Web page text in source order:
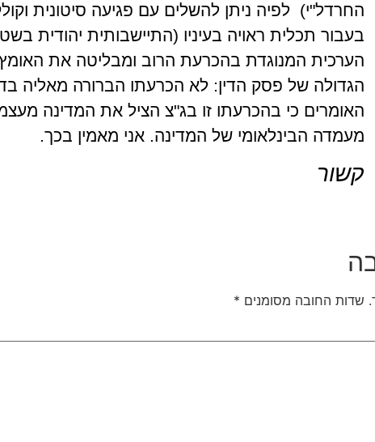
החרדל"י) לפיה ניתן להשלים עם פגיעה סיטונית
בעבור תכלית ראויה בעיניו (התיישבותית
הערכית המנוגדת בהכרעת הרוב ומבליטה את
הגדולה של פסק הדין: לא הכרעתו הברורה מאליה
האומרים כי בהכרעתו זו בג"צ הציל את המדינה
מעמדה הבינלאומי של המדינה. אני מאמין בכך.
קשור
שדות החובה מסומנים *